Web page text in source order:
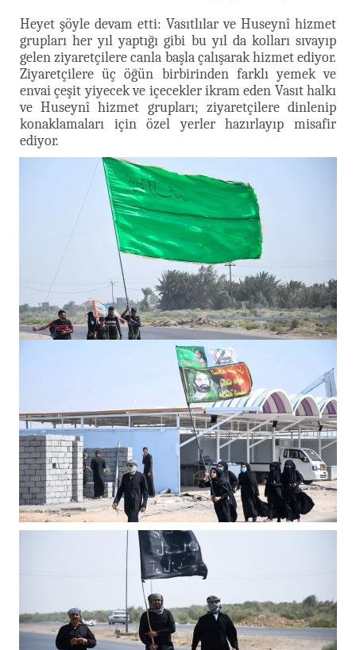
Heyet şöyle devam etti: Vasıtlılar ve Huseynî hizmet
grupları her yıl yaptığı gibi bu yıl da kolları sıvayıp
gelen ziyaretçilere canla başla çalışarak hizmet ediyor.
Ziyaretçilere üç öğün birbirinden farklı yemek ve
envai çeşit yiyecek ve içecekler ikram eden Vasıt halkı
ve Huseynî hizmet grupları; ziyaretçilere dinlenip
konaklamaları için özel yerler hazırlayıp misafir
ediyor.